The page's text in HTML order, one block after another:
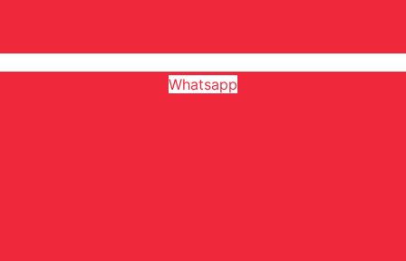
Whatsapp